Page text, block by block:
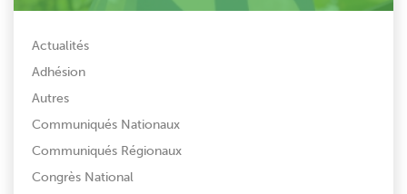
Actualités
Adhésion
Autres
Communiqués Nationaux
Communiqués Régionaux
Congrès National